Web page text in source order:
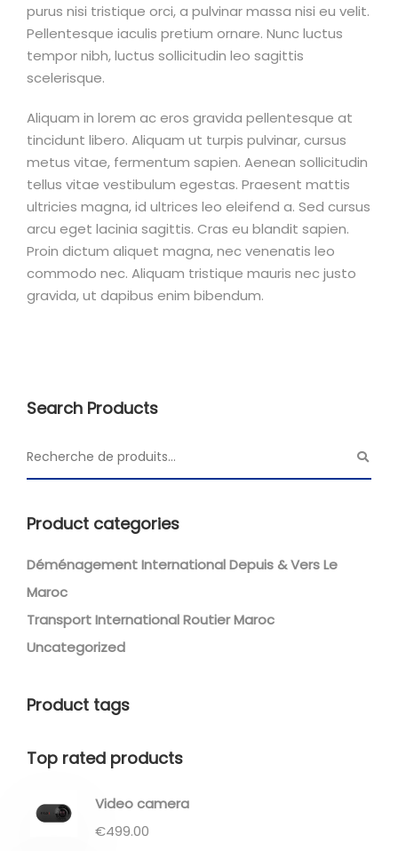
purus nisi tristique orci, a pulvinar massa nisi eu velit.
Pellentesque iaculis pretium ornare. Nunc luctus
tempor nibh, luctus sollicitudin leo sagittis
scelerisque.
Aliquam in lorem ac eros gravida pellentesque at
tincidunt libero. Aliquam ut turpis pulvinar, cursus
metus vitae, fermentum sapien. Aenean sollicitudin
tellus vitae vestibulum egestas. Praesent mattis
ultricies magna, id ultrices leo eleifend a. Sed cursus
arcu eget lacinia sagittis. Cras eu blandit sapien.
Proin dictum aliquet magna, nec venenatis leo
commodo nec. Aliquam tristique mauris nec justo
gravida, ut dapibus enim bibendum.
Search Products
Product categories
Déménagement International Depuis & Vers Le
Maroc
Transport International Routier Maroc
Uncategorized
Product tags
Top rated products
Video camera
€499.00